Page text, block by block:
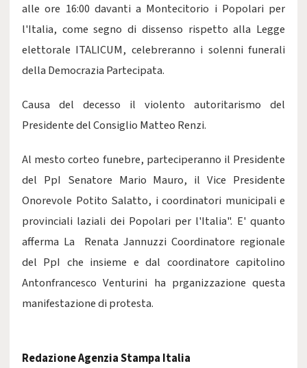
alle ore 16:00 davanti a Montecitorio i Popolari per
l'Italia, come segno di dissenso rispetto alla Legge
elettorale ITALICUM, celebreranno i solenni funerali
della Democrazia Partecipata.
Causa del decesso il violento autoritarismo del
Presidente del Consiglio Matteo Renzi.
Al mesto corteo funebre, parteciperanno il Presidente
del PpI Senatore Mario Mauro, il Vice Presidente
Onorevole Potito Salatto, i coordinatori municipali e
provinciali laziali dei Popolari per l'Italia". E' quanto
afferma La Renata Jannuzzi Coordinatore regionale
del PpI che insieme e dal coordinatore capitolino
Antonfrancesco Venturini ha prganizzazione questa
manifestazione di protesta.
Redazione Agenzia Stampa Italia